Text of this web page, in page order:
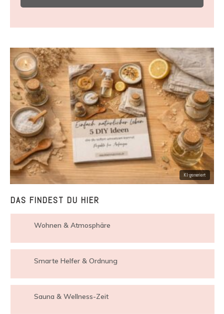
DAS FINDEST DU HIER
Wohnen & Atmosphäre
Smarte Helfer & Ordnung
Sauna & Wellness-Zeit